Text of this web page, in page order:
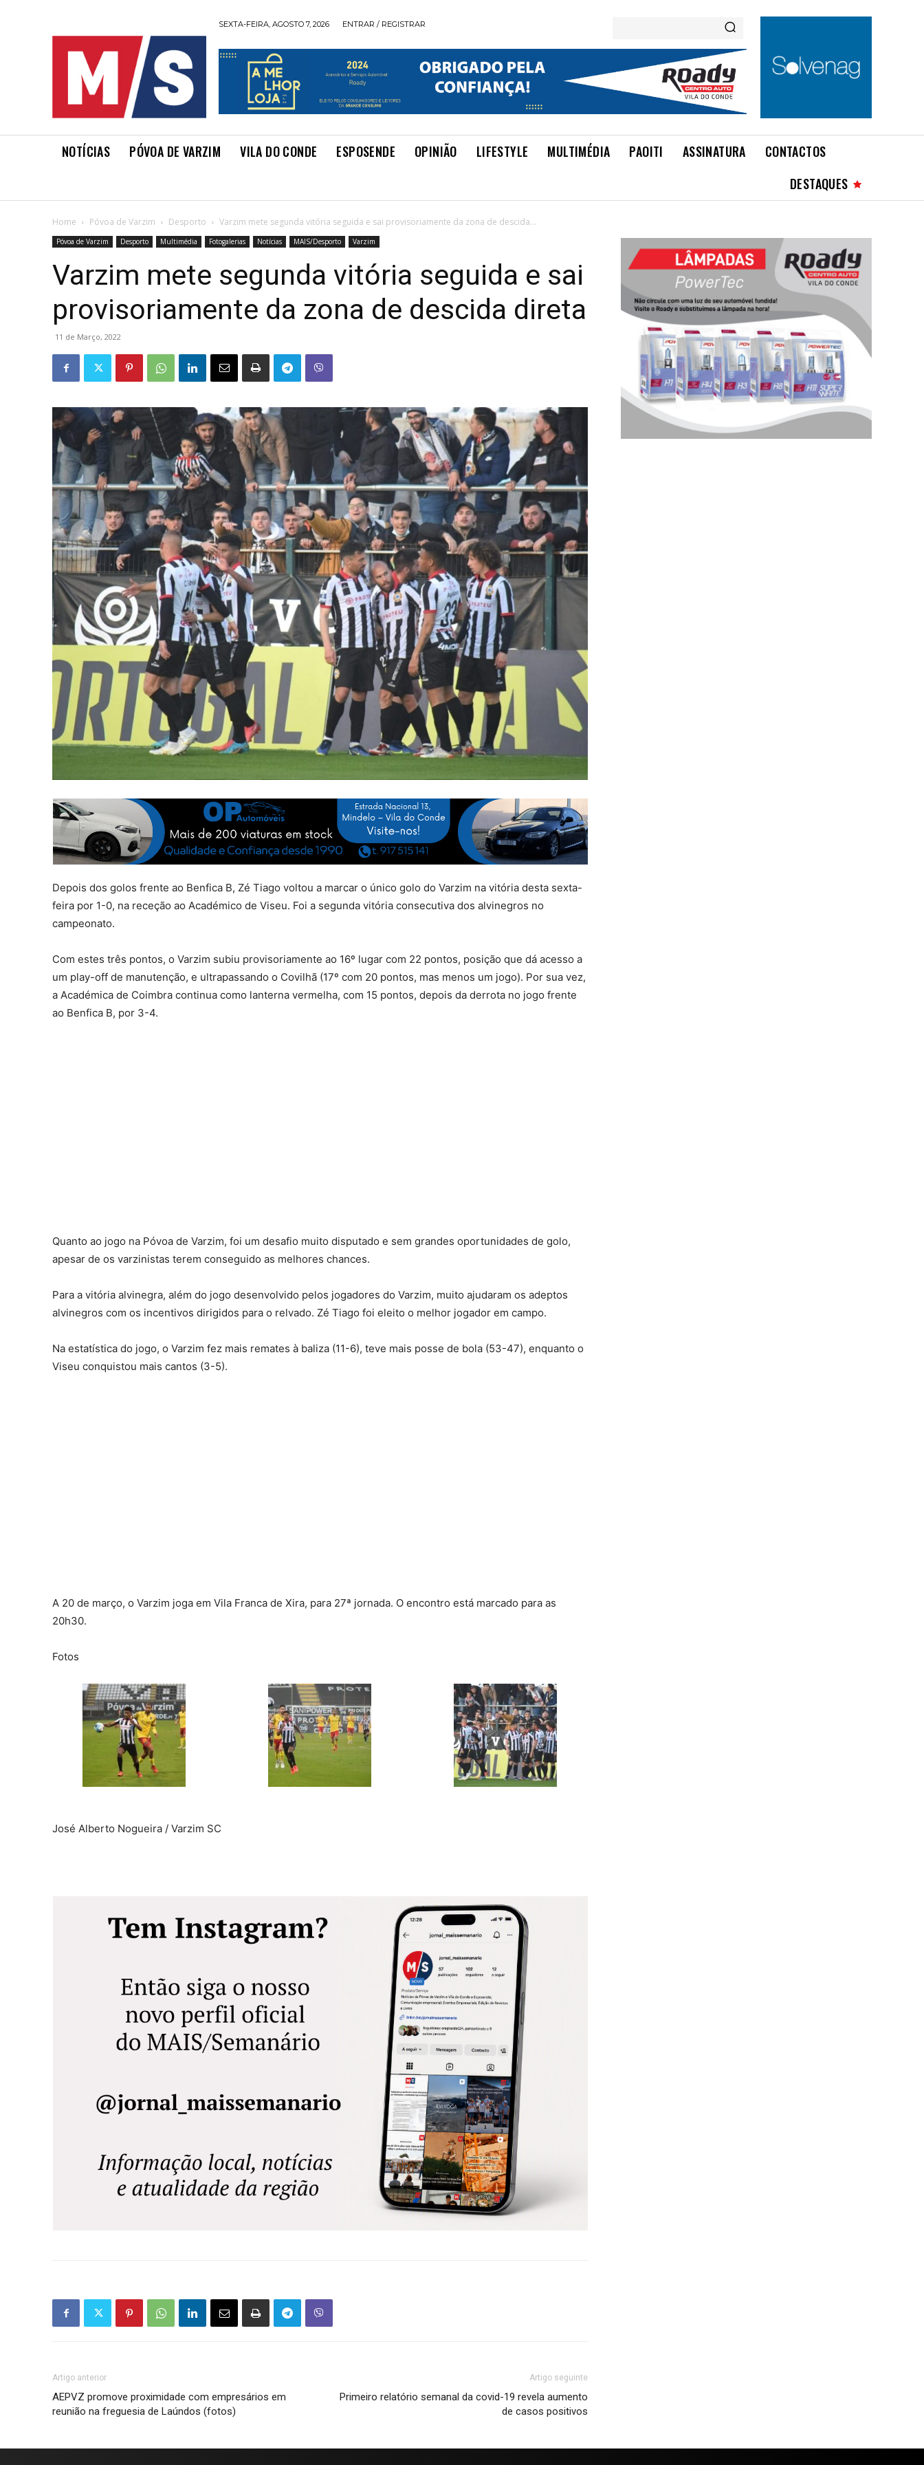
SEXTA-FEIRA, AGOSTO 7, 2026 ENTRAR / REGISTRAR
NOTÍCIAS PÓVOA DE VARZIM VILA DO CONDE ESPOSENDE OPINIÃO LIFESTYLE MULTIMÉDIA PAOITI ASSINATURA
CONTACTOS
DESTAQUES
Home Póvoa de Varzim Desporto Varzim mete segunda vitória seguida e sai provisoriamente da zona de descida...
Póvoa de Varzim Desporto Multimédia Fotogalerias Notícias MAIS/Desporto Varzim
Varzim mete segunda vitória seguida e sai
provisoriamente da zona de descida direta
11 de Março, 2022
Depois dos golos frente ao Benfica B, Zé Tiago voltou a marcar o único golo do Varzim na vitória desta sexta-
feira por 1-0, na receção ao Académico de Viseu. Foi a segunda vitória consecutiva dos alvinegros no
campeonato.
Com estes três pontos, o Varzim subiu provisoriamente ao 16º lugar com 22 pontos, posição que dá acesso a
um play-off de manutenção, e ultrapassando o Covilhã (17º com 20 pontos, mas menos um jogo). Por sua vez,
a Académica de Coimbra continua como lanterna vermelha, com 15 pontos, depois da derrota no jogo frente
ao Benfica B, por 3-4.
Quanto ao jogo na Póvoa de Varzim, foi um desafio muito disputado e sem grandes oportunidades de golo,
apesar de os varzinistas terem conseguido as melhores chances.
Para a vitória alvinegra, além do jogo desenvolvido pelos jogadores do Varzim, muito ajudaram os adeptos
alvinegros com os incentivos dirigidos para o relvado. Zé Tiago foi eleito o melhor jogador em campo.
Na estatística do jogo, o Varzim fez mais remates à baliza (11-6), teve mais posse de bola (53-47), enquanto o
Viseu conquistou mais cantos (3-5).
A 20 de março, o Varzim joga em Vila Franca de Xira, para 27ª jornada. O encontro está marcado para as
20h30.
Fotos
José Alberto Nogueira / Varzim SC
Artigo anterior
AEPVZ promove proximidade com empresários em
reunião na freguesia de Laúndos (fotos)
Artigo seguinte
Primeiro relatório semanal da covid-19 revela aumento
de casos positivos